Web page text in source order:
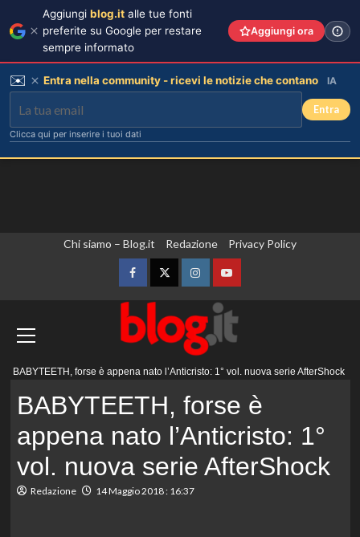
Chi siamo – Blog.it Redazione Privacy Policy
FacebookTwitterInstagramYouTube
BABYTEETH, forse è appena nato l’Anticristo: 1° vol. nuova serie AfterShock
BABYTEETH, forse è
appena nato l’Anticristo: 1°
vol. nuova serie AfterShock
Redazione 14 Maggio 2018 : 16:37
Aggiungi blog.it alle tue fonti
preferite su Google per restare
sempre informato
Aggiungi ora
✉️ Entra nella community - ricevi le notizie che contano IA
Entra
Clicca qui per inserire i tuoi dati